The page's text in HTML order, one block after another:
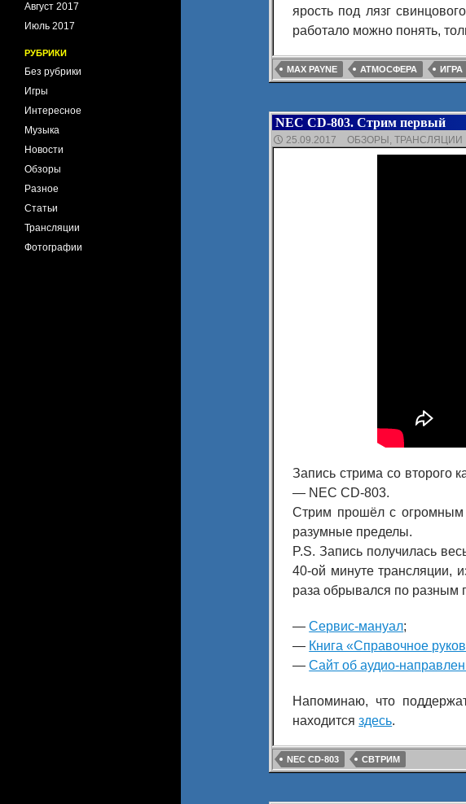
ярость под лязг
работало можно понять,
MAX PAYNE АТМОСФЕРА ИГРА
NEC CD-803. Стрим первый
25.09.2017 ОБЗОРЫ ,ТРАНСЛЯЦИИ
Запись стрима со второго
— NEC CD-803.
Стрим прошёл с огромным
разумные пределы.
P.S. Запись получилась
40-ой минуте трансляции,
раза обрывался по разным
—Сервис-мануал;
— Книга «Справочное
—Сайт об аудио-
Напоминаю, что
находитсяздесь.
NEC CD-803 СВТРИМ
Август 2017
Июль 2017
РУБРИКИ
Без рубрики
Игры
Интересное
Музыка
Новости
Обзоры
Разное
Статьи
Трансляции
Фотографии